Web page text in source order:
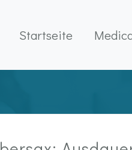
Startseite